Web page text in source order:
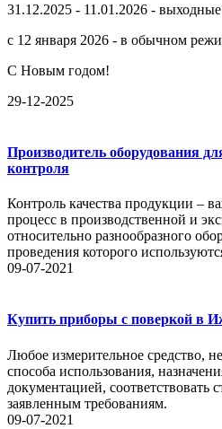
31.12.2025 - 11.01.2026 -
с 12 января 2026 - в обычном
С Новым годом!
29-12-2025
Производитель оборудования
контроля
Контроль качества продукции –
процесс в производственной и
относительно разнообразного
проведения которого
09-07-2021
Купить приборы с поверкой в
Любое измерительное средство,
способа использования,
документацией, соответствовать
заявленным требованиям.
09-07-2021